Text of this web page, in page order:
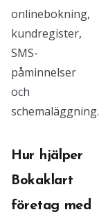
onlinebokning,
kundregister,
SMS-
påminnelser
och
schemaläggning.
Hur hjälper
Bokaklart
företag med